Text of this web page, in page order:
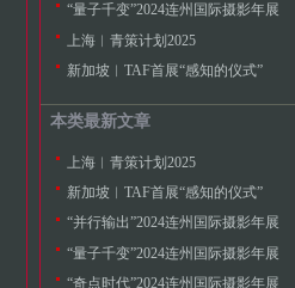
“量子千变”2024连州国际摄影年展
上海︱青策计划2025
新加坡︱TAF首展“感知的仪式”
本类最新文章
上海︱青策计划2025
新加坡︱TAF首展“感知的仪式”
“并行输出”2024连州国际摄影年展
“量子千变”2024连州国际摄影年展
“奇点时代”2024连州国际摄影年展